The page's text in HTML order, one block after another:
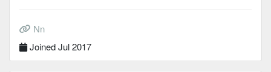
Nn
Joined Jul 2017